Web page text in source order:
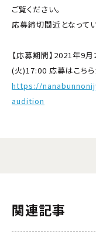
ご覧ください。
応募締切間近となって
【応募期間】2021年9
(火)17:00 応募はこちら
https://
audition
関連記事